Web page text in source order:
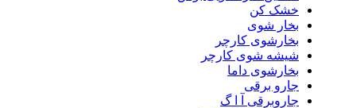
خشک کن
بخار شوی
بخارشوی کارچر
شیشه شوی کارچر
بخارشوی داما
جارو برقی
جاروبرقی آ ا گ